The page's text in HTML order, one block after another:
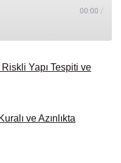
00:00 /
Yapı Tespiti ve
ve Azınlıkta